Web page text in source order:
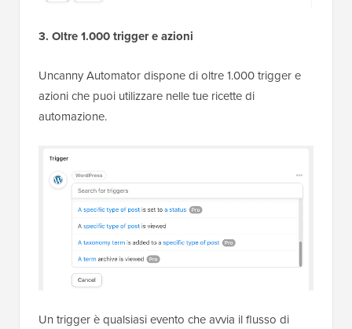
3. Oltre 1.000 trigger e azioni
Uncanny Automator dispone di oltre 1.000 trigger e
azioni che puoi utilizzare nelle tue ricette di
automazione.
Un trigger è qualsiasi evento che avvia il flusso di